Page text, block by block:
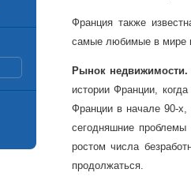
Франция также
самые любимые в мире
Рынок недвижимости.
истории Франции,
Франции в начале 90-
сегодняшние
ростом числа
продолжаться.